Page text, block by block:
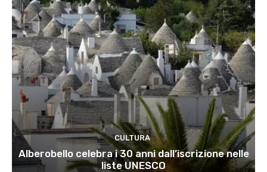
CULTURA
Alberobello celebra i 30 anni dall’iscrizione nelle
liste UNESCO